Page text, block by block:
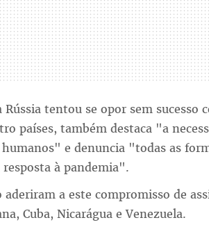
tentou se opor sem sucesso
países, também destaca "a
e denuncia "todas as
à pandemia".
aderiram a este compromisso de
Cuba, Nicarágua e Venezuela.